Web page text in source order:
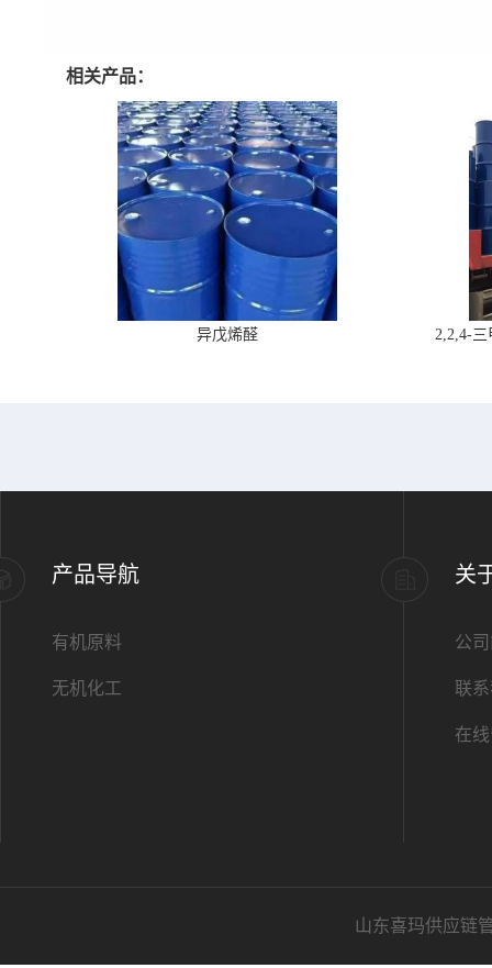
相关产品：
异戊烯醛 2,2,4-
产品导航
有机原料
无机化工
关
公
联
在
山东喜玛供应链